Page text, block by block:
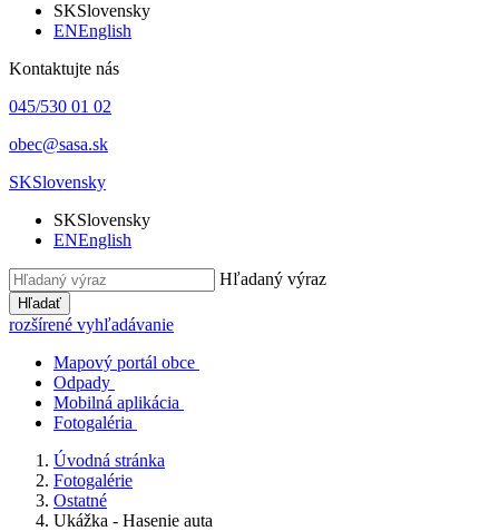
SKSlovensky
ENEnglish
Kontaktujte nás
045/530 01 02
obec@sasa.sk
SKSlovensky
SKSlovensky
ENEnglish
Hľadaný výraz
Hľadať
rozšírené vyhľadávanie
Mapový portál obce
Odpady
Mobilná aplikácia
Fotogaléria
Úvodná stránka
Fotogalérie
Ostatné
Ukážka - Hasenie auta